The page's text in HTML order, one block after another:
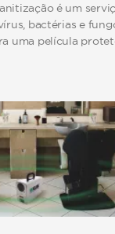
é um
bactérias e
uma película